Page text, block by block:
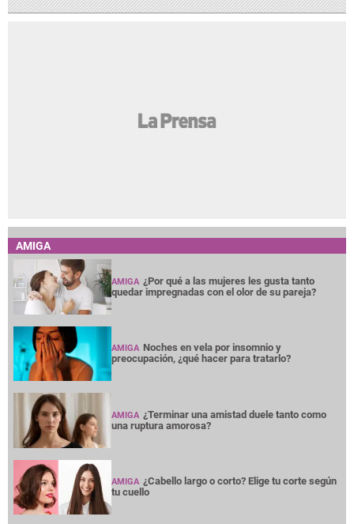
AMIGA
AMIGA ¿Por qué a las mujeres les gusta tanto
quedar impregnadas con el olor de su pareja?
AMIGA Noches en vela por insomnio y
preocupación, ¿qué hacer para tratarlo?
AMIGA ¿Terminar una amistad duele tanto como
una ruptura amorosa?
AMIGA ¿Cabello largo o corto? Elige tu corte según
tu cuello